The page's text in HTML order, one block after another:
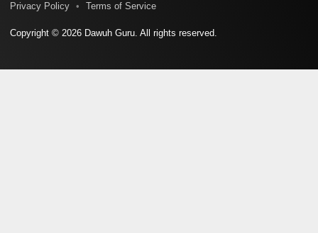
Privacy Policy
Terms of Service
Copyright © 2026 Dawuh Guru. All rights reserved.